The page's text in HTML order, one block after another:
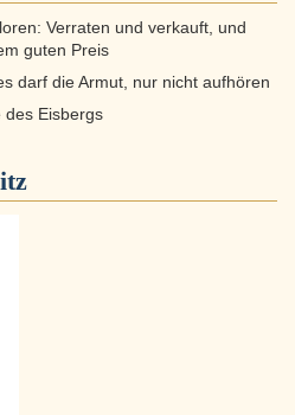
Verraten und verkauft, und
guten Preis
darf die Armut, nur nicht aufhören
des Eisbergs